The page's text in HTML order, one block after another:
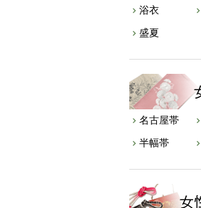
浴衣
盛夏
名古屋帯
半幅帯